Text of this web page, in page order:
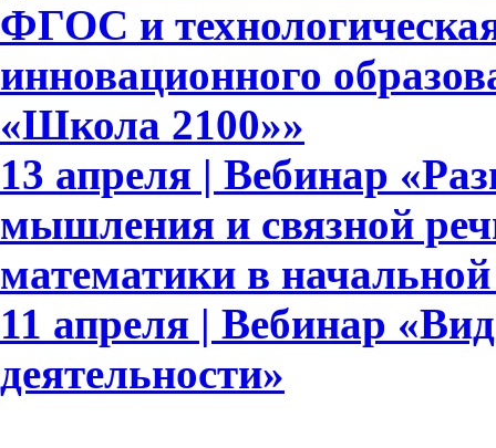
ФГОС и
инновационного
«Школа 2100»»
13 апреля | Вебинар
мышления и связной
математики в
11 апреля | Вебинар
деятельности»